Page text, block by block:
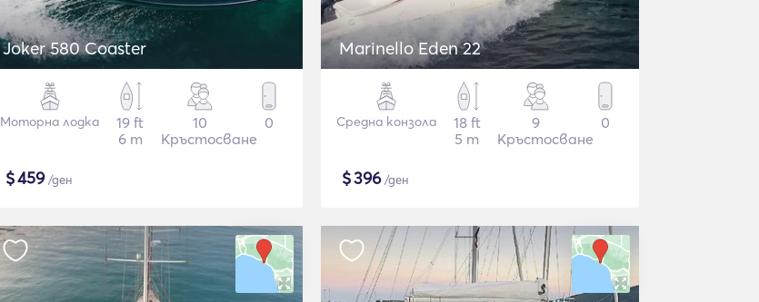
Joker 580 Coaster
Моторна лодка
19 ft
6 m
10
Кръстосване
0
$459/ден
Marinello Eden 22
Средна конзола
18 ft
5 m
9
Кръстосване
0
$396/ден